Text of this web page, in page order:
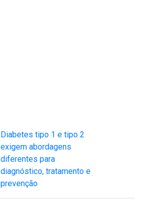
Diabetes tipo 1 e tipo 2
exigem abordagens
diferentes para
diagnóstico, tratamento e
prevenção